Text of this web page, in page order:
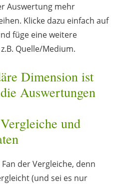
Auswertung mehr
Klicke dazu einfach auf
füge eine weitere
Quelle/Medium.
und
der Vergleiche, denn
(und sei es nur